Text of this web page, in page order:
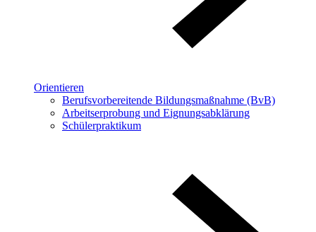
Orientieren
Berufsvorbereitende Bildungsmaßnahme (BvB)
Arbeitserprobung und Eignungsabklärung
Schülerpraktikum